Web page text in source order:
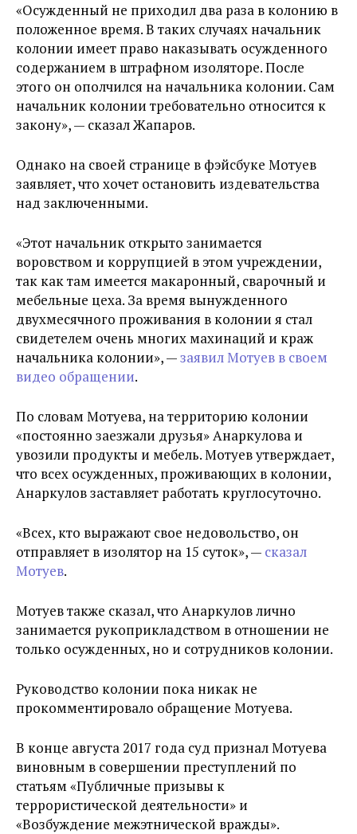
«Осужденный не приходил два раза в колонию в
положенное время. В таких случаях начальник
колонии имеет право наказывать осужденного
содержанием в штрафном изоляторе. После
этого он ополчился на начальника колонии. Сам
начальник колонии требовательно относится к
закону», — сказал Жапаров.
Однако на своей странице в фэйсбуке Мотуев
заявляет, что хочет остановить издевательства
над заключенными.
«Этот начальник открыто занимается
воровством и коррупцией в этом учреждении,
так как там имеется макаронный, сварочный и
мебельные цеха. За время вынужденного
двухмесячного проживания в колонии я стал
свидетелем очень многих махинаций и краж
начальника колонии», —заявил Мотуев в своем
видео обращении.
По словам Мотуева, на территорию колонии
«постоянно заезжали друзья» Анаркулова и
увозили продукты и мебель. Мотуев утверждает,
что всех осужденных, проживающих в колонии,
Анаркулов заставляет работать круглосуточно.
«Всех, кто выражают свое недовольство, он
отправляет в изолятор на 15 суток», — сказал
Мотуев.
Мотуев также сказал, что Анаркулов лично
занимается рукоприкладством в отношении не
только осужденных, но и сотрудников колонии.
Руководство колонии пока никак не
прокомментировало обращение Мотуева.
В конце августа 2017 года суд признал Мотуева
виновным в совершении преступлений по
статьям «Публичные призывы к
террористической деятельности» и
«Возбуждение межэтнической вражды».